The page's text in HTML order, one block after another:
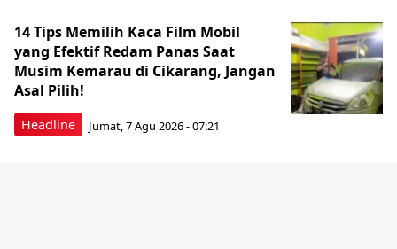
Headline
14 Tips Memilih Kaca Film Mobil
yang Efektif Redam Panas Saat
Musim Kemarau di Cikarang, Jangan
Asal Pilih!
Jumat, 7 Agu 2026 - 07:21